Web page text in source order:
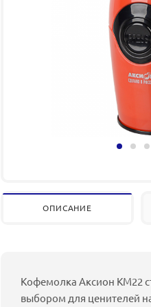
ОПИСАНИЕ
Кофемолка Аксион КМ22
выбором для ценителей